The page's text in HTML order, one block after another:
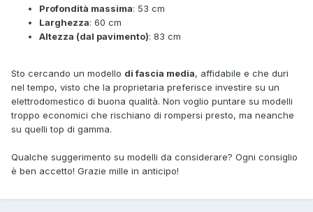
Profondità massima: 53 cm
Larghezza: 60 cm
Altezza (dal pavimento): 83 cm
Sto cercando un modello di fascia media, affidabile e che duri
nel tempo, visto che la proprietaria preferisce investire su un
elettrodomestico di buona qualità. Non voglio puntare su modelli
troppo economici che rischiano di rompersi presto, ma neanche
su quelli top di gamma.
Qualche suggerimento su modelli da considerare? Ogni consiglio
è ben accetto! Grazie mille in anticipo!